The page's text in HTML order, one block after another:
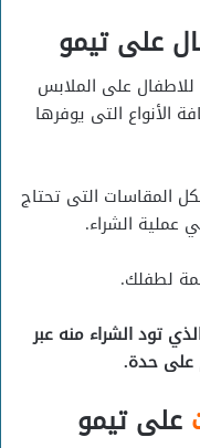
على تيمو
للاطفال على الملابس
الأنواع التى يوفرها
المقاسات التى تحتاج
عملية الشراء.
لطفلك.
تود الشراء منه عبر
على حدة.
على تيمو